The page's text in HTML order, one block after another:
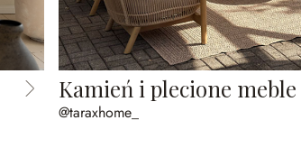
@taraxhome_